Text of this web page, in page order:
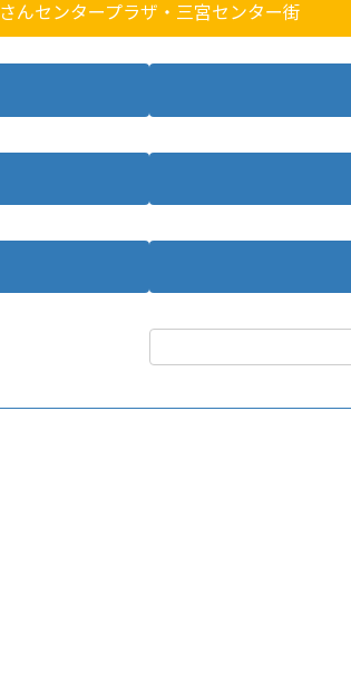
さんセンタープラザ・三宮センター街